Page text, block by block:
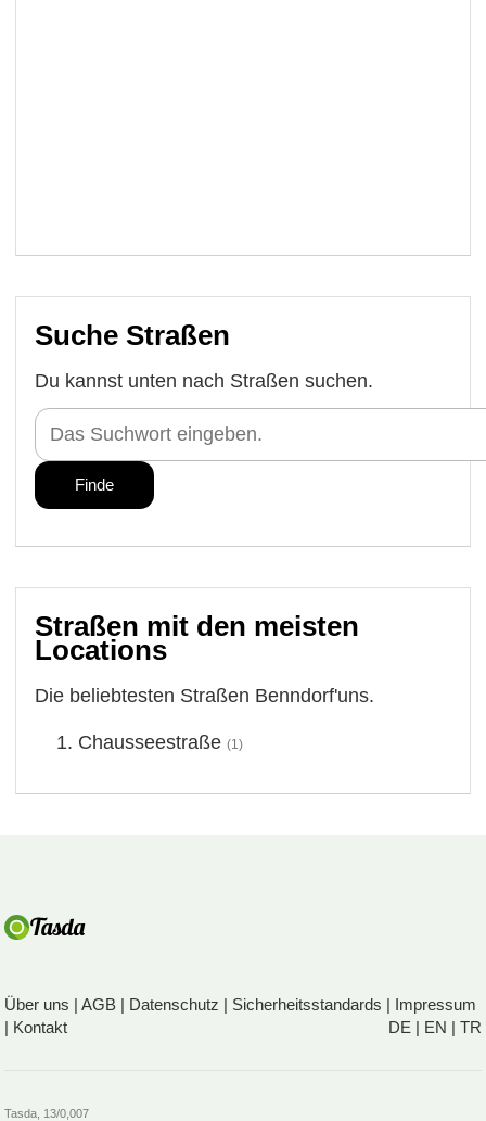
Suche Straßen
Du kannst unten nach Straßen suchen.
Straßen mit den meisten
Locations
Die beliebtesten Straßen Benndorf'uns.
Chausseestraße (1)
Über uns |AGB Datenschutz Sicherheitsstandards
Impressum
Kontakt DE| EN TR
Tasda, 13/0,007